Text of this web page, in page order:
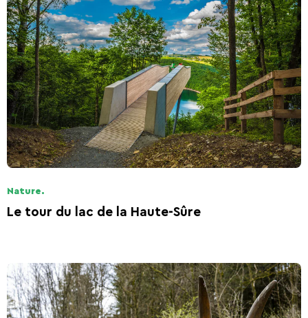
Nature.
Le tour du lac de la Haute-Sûre